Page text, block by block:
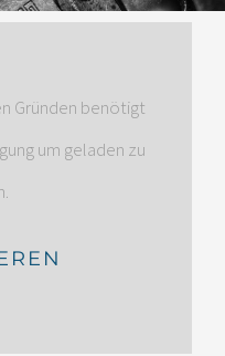
Gründen benötigt
um geladen zu